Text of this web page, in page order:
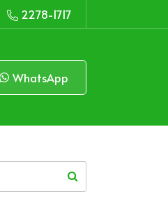
2278-1717
WhatsApp